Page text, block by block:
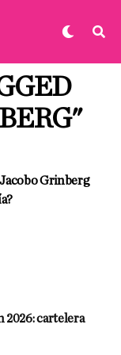
Grinberg
2026: cartelera